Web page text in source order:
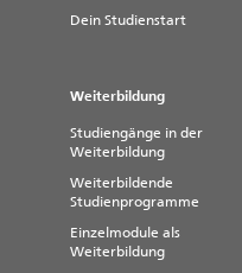
Dein Studienstart
Weiterbildung
Studiengänge in der
Weiterbildung
Weiterbildende
Studienprogramme
Einzelmodule als
Weiterbildung